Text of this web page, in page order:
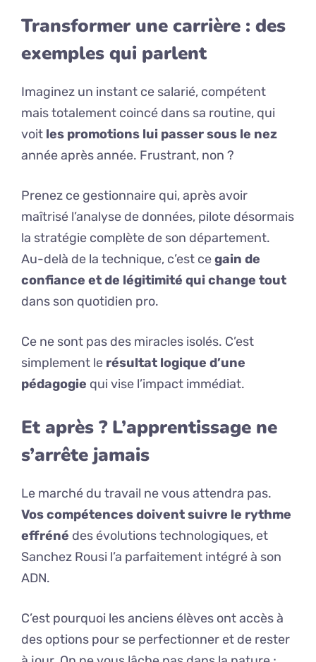
Transformer une carrière : des
exemples qui parlent
Imaginez un instant ce salarié, compétent
mais totalement coincé dans sa routine, qui
voit les promotions lui passer sous le nez
année après année. Frustrant, non ?
Prenez ce gestionnaire qui, après avoir
maîtrisé l’analyse de données, pilote désormais
la stratégie complète de son département.
Au-delà de la technique, c’est cegain de
confiance et de légitimité qui change tout
dans son quotidien pro.
Ce ne sont pas des miracles isolés. C’est
simplement le résultat logique d’une
pédagogie qui vise l’impact immédiat.
Et après ? L’apprentissage ne
s’arrête jamais
Le marché du travail ne vous attendra pas.
Vos compétences doivent suivre le rythme
effréné des évolutions technologiques, et
Sanchez Rousi l’a parfaitement intégré à son
ADN.
C’est pourquoi les anciens élèves ont accès à
des options pour se perfectionner et de rester